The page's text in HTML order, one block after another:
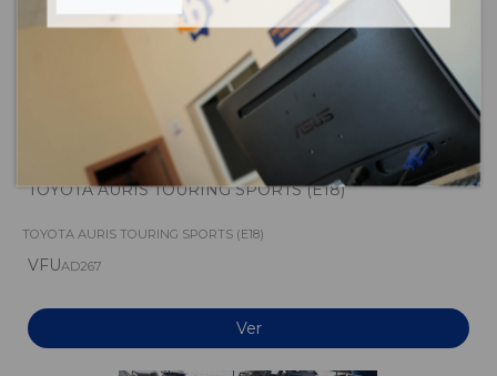
TOYOTA AURIS TOURING SPORTS (E18)
TOYOTA AURIS TOURING SPORTS (E18)
VFUAD267
Ver